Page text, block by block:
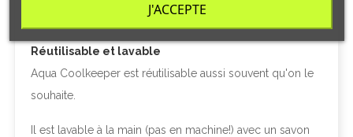
Aqua Coolkeeper reste froid jusqu'à 5 jours.
Réutilisable et lavable
Aqua Coolkeeper est réutilisable aussi souvent qu'on le
souhaite.
Il est lavable à la main (pas en machine!) avec un savon
J'ACCEPTE